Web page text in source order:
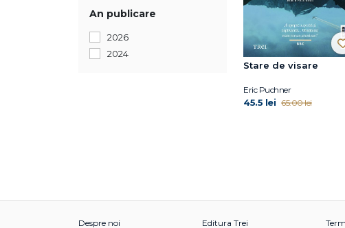
An publicare
2026
2024
Stare de visare
Eric Puchner
45.5 lei 65.00 lei
Despre noi Editura Trei